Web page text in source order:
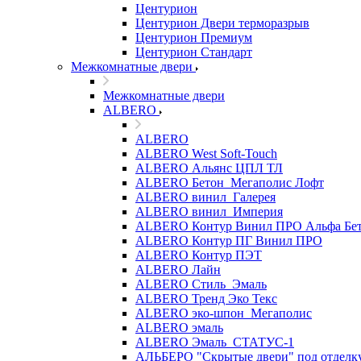
Центурион
Центурион Двери терморазрыв
Центурион Премиум
Центурион Стандарт
Межкомнатные двери
Межкомнатные двери
ALBERO
ALBERO
ALBERO West Soft-Touch
ALBERO Альянс ЦПЛ ТЛ
ALBERO Бетон_Мегаполис Лофт
ALBERO винил_Галерея
ALBERO винил_Империя
ALBERO Контур Винил ПРО Альфа
ALBERO Контур ПГ Винил ПРО
ALBERO Контур ПЭТ
ALBERO Лайн
ALBERO Стиль_Эмаль
ALBERO Тренд Эко Текс
ALBERO эко-шпон_Мегаполис
ALBERO эмаль
ALBERO Эмаль_СТАТУС-1
АЛЬБЕРО "Скрытые двери" под